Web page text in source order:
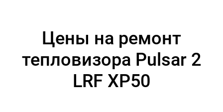
Цены на ремонт
тепловизора Pulsar 2
LRF XP50